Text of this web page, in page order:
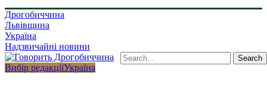
Дрогобиччина
Львівщина
Україна
Надзвичайні новини
Вибір редакціїУкраїна